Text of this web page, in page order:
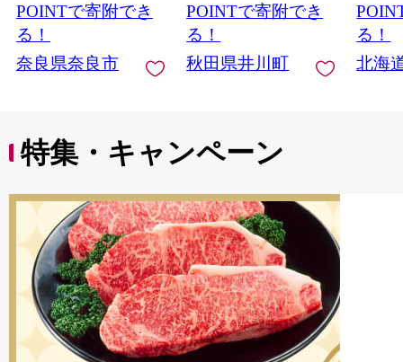
POINTで寄附でき
る！
奈良県奈良市
POINTで寄附でき
る！
秋田県井川町
る！
北海
特集・キャンペーン